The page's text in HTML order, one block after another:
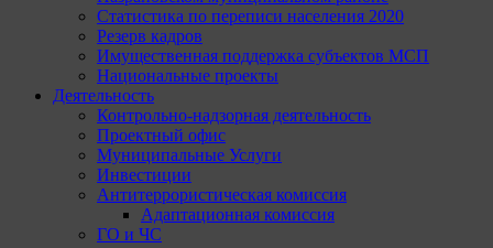
Статистика по переписи населения 2020
Резерв кадров
Имущественная поддержка субъектов МСП
Национальные проекты
Деятельность
Контрольно-надзорная деятельность
Проектный офис
Муниципальные Услуги
Инвестиции
Антитеррористическая комиссия
Адаптационная комиссия
ГО и ЧС